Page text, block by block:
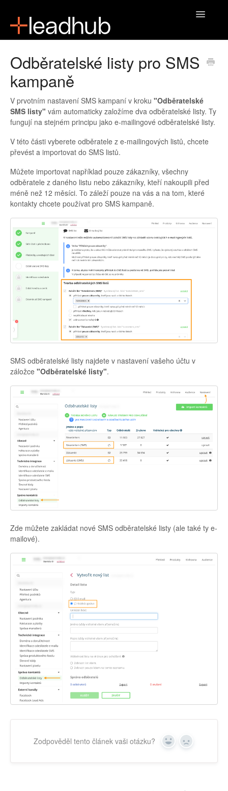
Toggle
Odběratelské listy pro SMS
kampaně
V prvotním nastavení SMS kampaní v kroku "Odběratelské
SMS listy" vám automaticky založíme dva odběratelské listy. Ty
fungují na stejném principu jako e-mailingové odběratelské listy.
V této části vyberete odběratele z e-mailingových listů, chcete
převést a importovat do SMS listů.
Můžete importovat například pouze zákazníky, všechny
odběratele z daného listu nebo zákazníky, kteří nakoupili před
méně než 12 měsíci. To záleží pouze na vás a na tom, které
kontakty chcete používat pro SMS kampaně.
SMS odběratelské listy najdete v nastavení vašeho účtu v
záložce "Odběratelské listy".
Zde můžete zakládat nové SMS odběratelské listy (ale také ty e-
mailové).
Zodpověděl tento článek vaši otázku? Yes No